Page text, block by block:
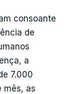
consoante
de
a
7.000
mês, as